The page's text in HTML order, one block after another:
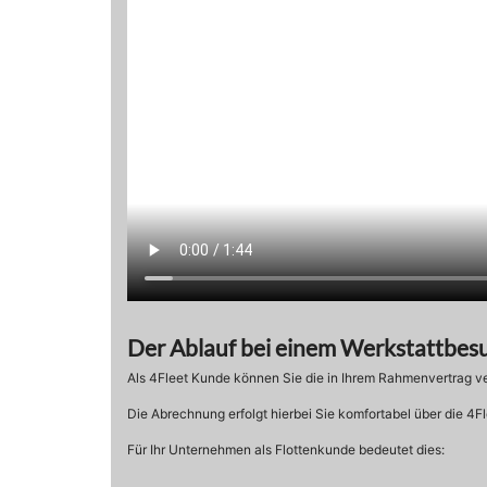
Der Ablauf bei einem
Als 4Fleet Kunde können Sie die in Ihrem Rahmenvertrag
Die Abrechnung erfolgt hierbei Sie komfortabel über die
Für Ihr Unternehmen als Flottenkunde bedeutet dies: